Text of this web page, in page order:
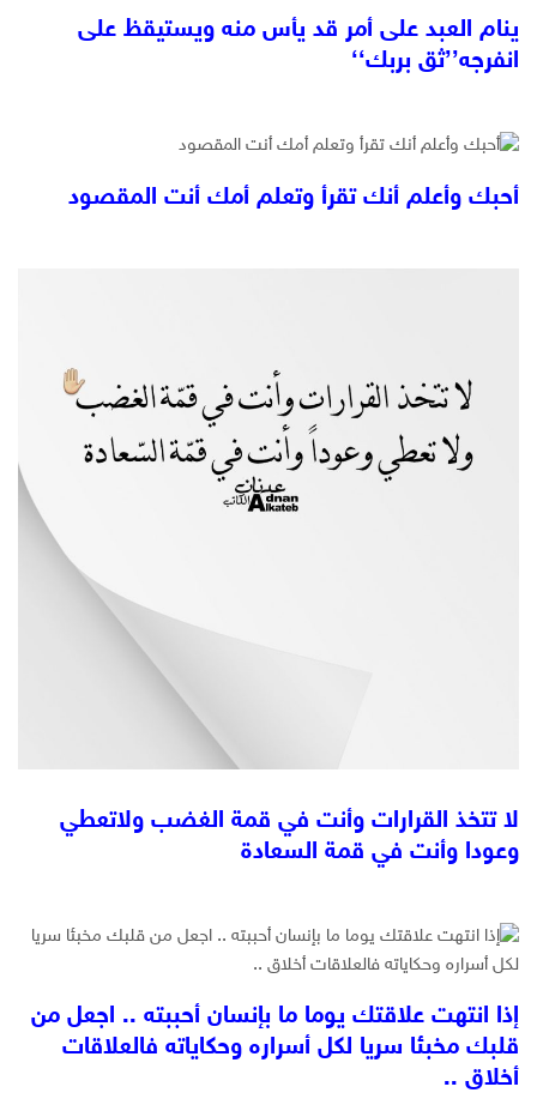
ينام العبد على أمر قد يأس منه ويستيقظ على
انفرجه’’ثق بربك‘‘
أحبك وأعلم أنك تقرأ وتعلم أمك أنت المقصود
لا تتخذ القرارات وأنت في قمة الغضب ولاتعطي
وعودا وأنت في قمة السعادة
إذا انتهت علاقتك يوما ما بإنسان أحببته .. اجعل من
قلبك مخبئا سريا لكل أسراره وحكاياته فالعلاقات
أخلاق ..